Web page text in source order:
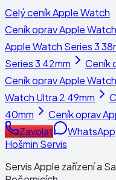
Celý ceníkApple Watch
Ceník opravApple
Apple Watch Series 3
Series 3 42mm
Ceník
Ceník opravApple
Watch Ultra 2 49mm
40mm
Ceník oprav
Zavolat
WhatsApp
Hošmin Servis
Servis Apple zařízení a